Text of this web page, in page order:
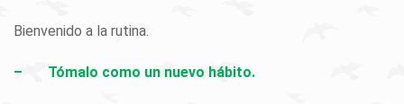
Bienvenido a la rutina.
– Tómalo como un nuevo hábito.